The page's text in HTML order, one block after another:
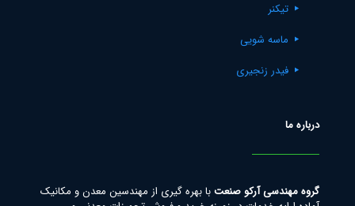
تیکنر
ماسه شویی
فیدر زنجیری
درباره ما
گروه مهندسی آرکو صنعتبا بهره گیری از مهندسین معدن و مکانیک